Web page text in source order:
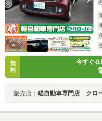
無
料
今すぐ在
販売店： 軽自動車専門店 クロ